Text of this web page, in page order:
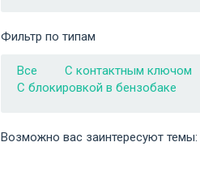
Фильтр по типам
Все C контактным ключом
С блокировкой в бензобаке
Возможно вас заинтересуют темы: